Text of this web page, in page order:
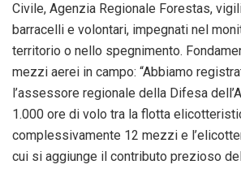
Civile, Agenzia Regionale Forestas,
barracelli e volontari, impegnati nel
territorio o nello spegnimento.
mezzi aerei in campo: “Abbiamo
l’assessore regionale della Difesa
1.000 ore di volo tra la flotta
complessivamente 12 mezzi e
cui si aggiunge il contributo prezioso